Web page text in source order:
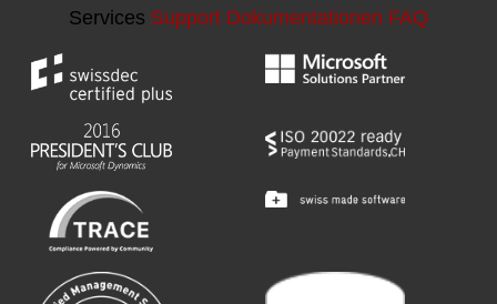
Services Support Dokumentationen FAQ